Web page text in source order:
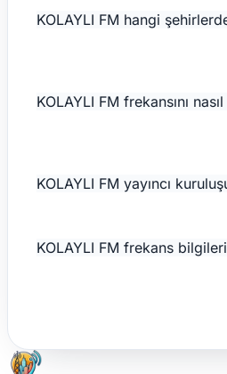
KOLAYLI FM hangi
KOLAYLI FM frekansını
KOLAYLI FM yayıncı
KOLAYLI FM frekans